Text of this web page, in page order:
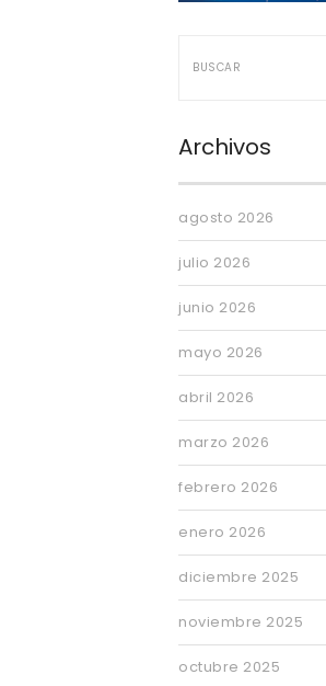
Archivos
agosto 2026
julio 2026
junio 2026
mayo 2026
abril 2026
marzo 2026
febrero 2026
enero 2026
diciembre 2025
noviembre 2025
octubre 2025